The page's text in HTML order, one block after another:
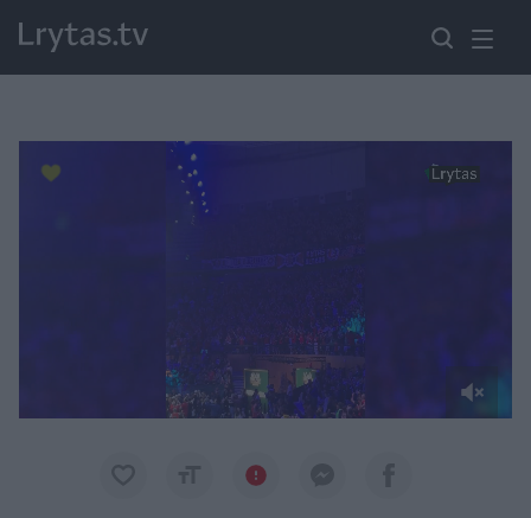
Paremkite Ukrainą